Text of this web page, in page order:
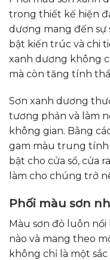
trong thiết kế hiện
dương mang đến sự
bật kiến trúc và chi
xanh dương không
mà còn tăng tính
Sơn xanh dương
tương phản và làm
không gian. Bằng
gam màu trung tính
bật cho cửa sổ, cửa
làm cho chúng trở
Phối màu sơn
Màu sơn đỏ luôn
nào và mang theo
không chỉ là một